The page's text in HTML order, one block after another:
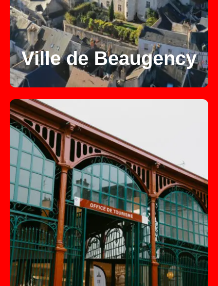
Ville de Beaugency